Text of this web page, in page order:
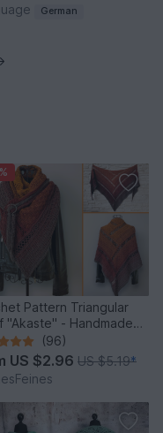
German
Pattern Triangular
"Akaste" - Handmade
Design
(96)
US $2.96 US $5.19*